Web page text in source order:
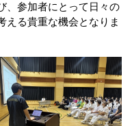
、参加者にとって日々の
える貴重な機会となりま